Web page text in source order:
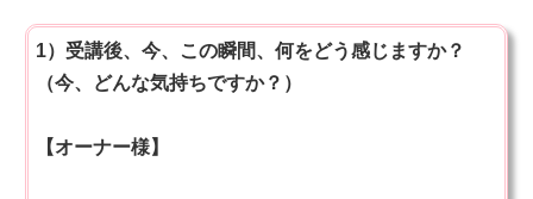
1）受講後、今、この瞬間、何をどう感じますか？
（今、どんな気持ちですか？）
【オーナー様】